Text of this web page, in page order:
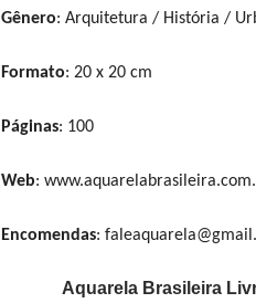
Gênero: Arquitetura / História /
Formato: 20 x 20 cm
Páginas: 100
Web:
Encomendas:
Aquarela Brasileira